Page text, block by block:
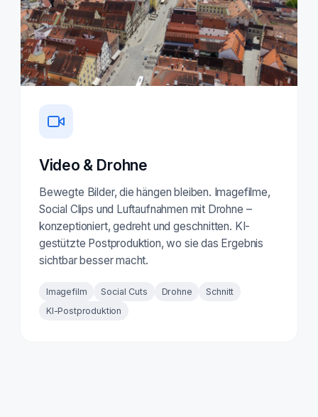
Video & Drohne
Bewegte Bilder, die hängen bleiben. Imagefilme,
Social Clips und Luftaufnahmen mit Drohne –
konzeptioniert, gedreht und geschnitten. KI-
gestützte Postproduktion, wo sie das Ergebnis
sichtbar besser macht.
Imagefilm Social Cuts Drohne
Schnitt
KI-Postproduktion